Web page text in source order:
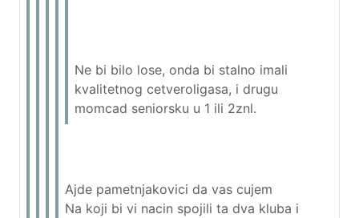
Ne bi bilo lose, onda bi stalno imali
kvalitetnog cetveroligasa, i drugu
momcad seniorsku u 1 ili 2znl.
Ajde pametnjakovici da vas cujem
Na koji bi vi nacin spojili ta dva kluba i